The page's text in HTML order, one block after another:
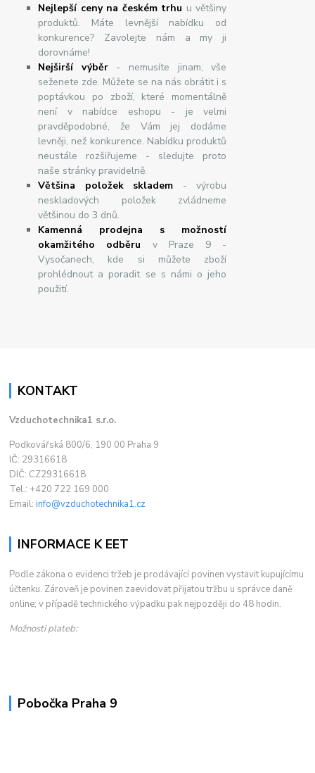
Nejlepší ceny na českém trhu u většiny
produktů. Máte levnější nabídku od
konkurence? Zavolejte nám a my ji
dorovnáme!
Nejširšívýběr- nemusíte jinam, vše
seženete zde. Můžete se na nás obrátit i s
poptávkou po zboží, které momentálně
není v nabídce eshopu - je velmi
pravděpodobné, že Vám jej dodáme
levněji, než konkurence. Nabídku produktů
neustále rozšiřujeme - sledujte proto
naše stránky pravidelně.
Většina položek skladem - výrobu
neskladových položek zvládneme
většinou do 3 dnů.
Kamenná prodejna s možností
okamžitého odběru v Praze 9 -
Vysočanech, kde si můžete zboží
prohlédnout a poradit se s námi o jeho
použití.
KONTAKT
Vzduchotechnika1 s.r.o.
Podkovářská 800/6, 190 00 Praha 9
IČ: 29316618
DIČ: CZ29316618
Tel.: +420 722 169 000
Email:info@vzduchotechnika1.cz
INFORMACE K EET
Podle zákona o evidenci tržeb je prodávající povinen vystavit kupujícímu
účtenku. Zároveň je povinen zaevidovat přijatou tržbu u správce daně
online; v případě technického výpadku pak nejpozději do 48 hodin.
Možnosti plateb:
Pobočka Praha 9